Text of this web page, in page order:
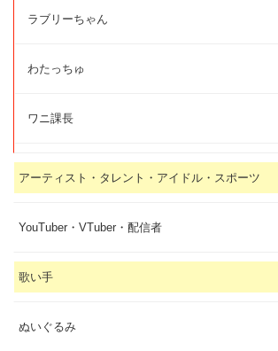
ラブリーちゃん
わたっちゅ
ワニ課長
アーティスト・タレント・アイドル・スポーツ
YouTuber・VTuber・配信者
歌い手
ぬいぐるみ